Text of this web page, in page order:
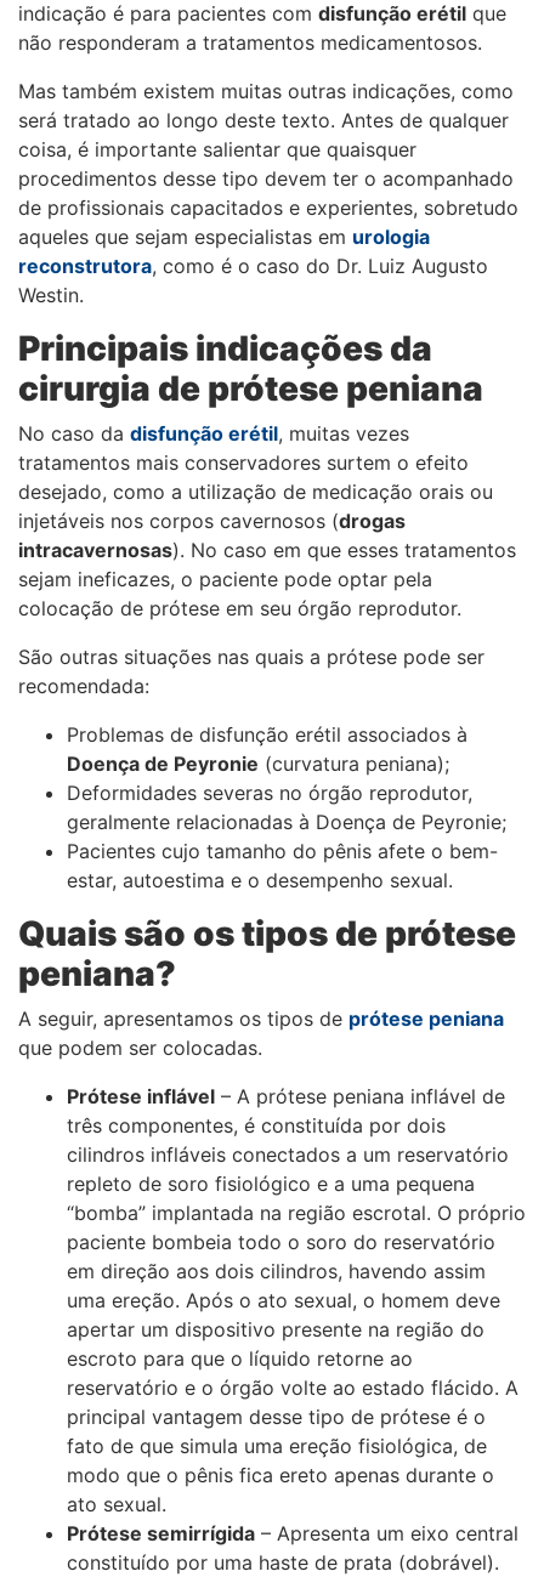
indicação é para pacientes com disfunção erétil que
não responderam a tratamentos medicamentosos.
Mas também existem muitas outras indicações, como
será tratado ao longo deste texto. Antes de qualquer
coisa, é importante salientar que quaisquer
procedimentos desse tipo devem ter o acompanhado
de profissionais capacitados e experientes, sobretudo
aqueles que sejam especialistas em urologia
reconstrutora, como é o caso do Dr. Luiz Augusto
Westin.
Principais indicações da
cirurgia de prótese peniana
No caso da disfunção erétil, muitas vezes
tratamentos mais conservadores surtem o efeito
desejado, como a utilização de medicação orais ou
injetáveis nos corpos cavernosos (drogas
intracavernosas). No caso em que esses tratamentos
sejam ineficazes, o paciente pode optar pela
colocação de prótese em seu órgão reprodutor.
São outras situações nas quais a prótese pode ser
recomendada:
Problemas de disfunção erétil associados à
Doença de Peyronie (curvatura peniana);
Deformidades severas no órgão reprodutor,
geralmente relacionadas à Doença de Peyronie;
Pacientes cujo tamanho do pênis afete o bem-
estar, autoestima e o desempenho sexual.
Quais são os tipos de prótese
peniana?
A seguir, apresentamos os tipos de prótese peniana
que podem ser colocadas.
Prótese inflável – A prótese peniana inflável de
três componentes, é constituída por dois
cilindros infláveis conectados a um reservatório
repleto de soro fisiológico e a uma pequena
“bomba” implantada na região escrotal. O próprio
paciente bombeia todo o soro do reservatório
em direção aos dois cilindros, havendo assim
uma ereção. Após o ato sexual, o homem deve
apertar um dispositivo presente na região do
escroto para que o líquido retorne ao
reservatório e o órgão volte ao estado flácido. A
principal vantagem desse tipo de prótese é o
fato de que simula uma ereção fisiológica, de
modo que o pênis fica ereto apenas durante o
ato sexual.
Prótese semirrígida – Apresenta um eixo central
constituído por uma haste de prata (dobrável).